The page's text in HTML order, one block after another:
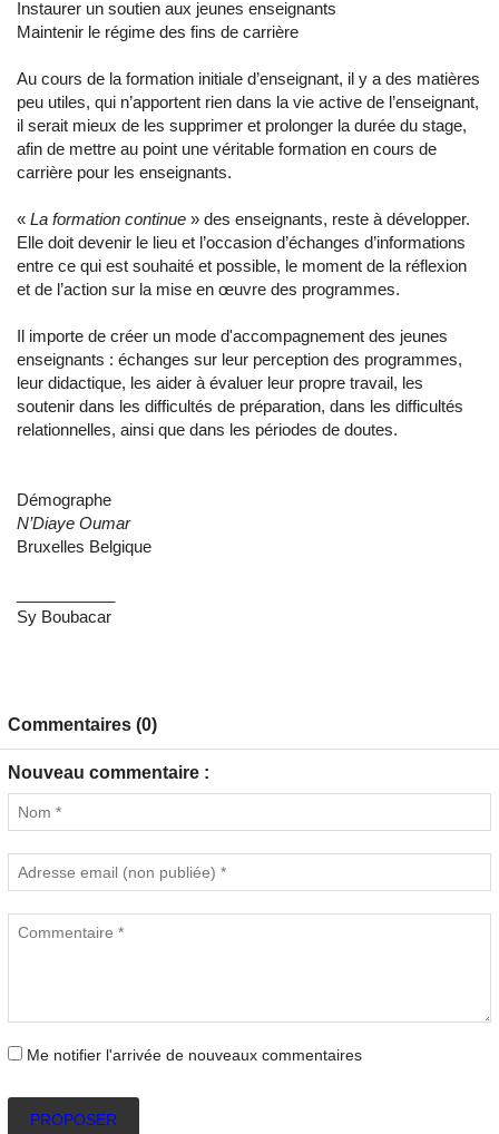
Instaurer un soutien aux jeunes enseignants
Maintenir le régime des fins de carrière
Au cours de la formation initiale d’enseignant, il y a des matières
peu utiles, qui n’apportent rien dans la vie active de l’enseignant,
il serait mieux de les supprimer et prolonger la durée du stage,
afin de mettre au point une véritable formation en cours de
carrière pour les enseignants.
« La formation continue » des enseignants, reste à développer.
Elle doit devenir le lieu et l’occasion d’échanges d’informations
entre ce qui est souhaité et possible, le moment de la réflexion
et de l’action sur la mise en œuvre des programmes.
Il importe de créer un mode d'accompagnement des jeunes
enseignants : échanges sur leur perception des programmes,
leur didactique, les aider à évaluer leur propre travail, les
soutenir dans les difficultés de préparation, dans les difficultés
relationnelles, ainsi que dans les périodes de doutes.
Démographe
N’Diaye Oumar
Bruxelles Belgique
Sy Boubacar
Commentaires (0)
Nouveau commentaire :
Me notifier l'arrivée de nouveaux commentaires
PROPOSER